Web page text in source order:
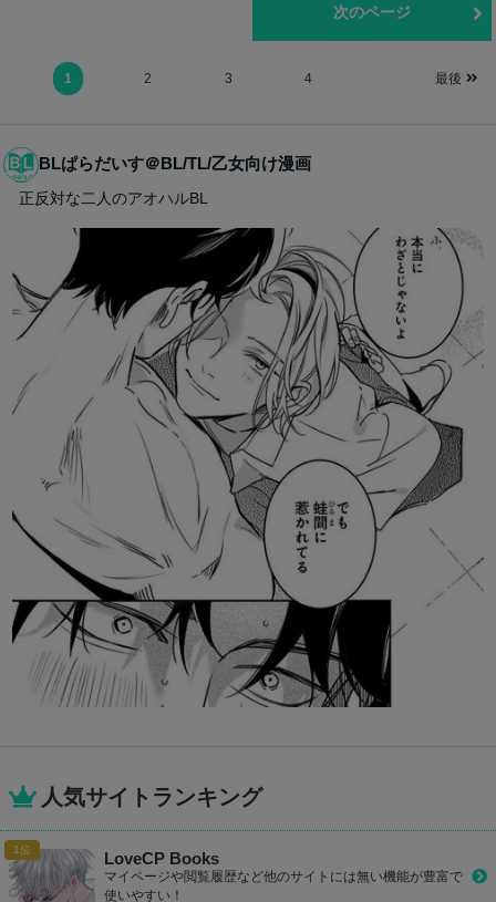
次のページ
1 2 3 4 最後
BLぱらだいす＠BL/TL/乙女向け漫画
正反対な二人のアオハルBL
人気サイトランキング
LoveCP Books
マイページや閲覧履歴など他のサイトには無い機能が豊富で
使いやすい！